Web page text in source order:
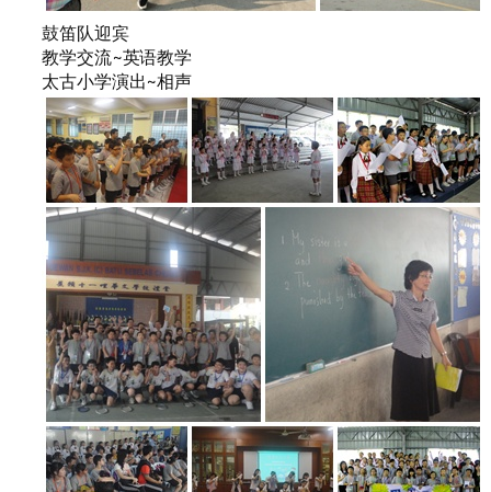
鼓笛队迎宾
教学交流~英语教学
太古小学演出~相声